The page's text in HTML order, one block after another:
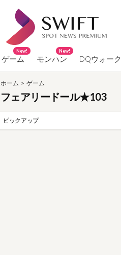
ゲーム
New!
モンハン
New!
DQウォーク
ホーム > ゲーム
フェアリードール★103
ピックアップ